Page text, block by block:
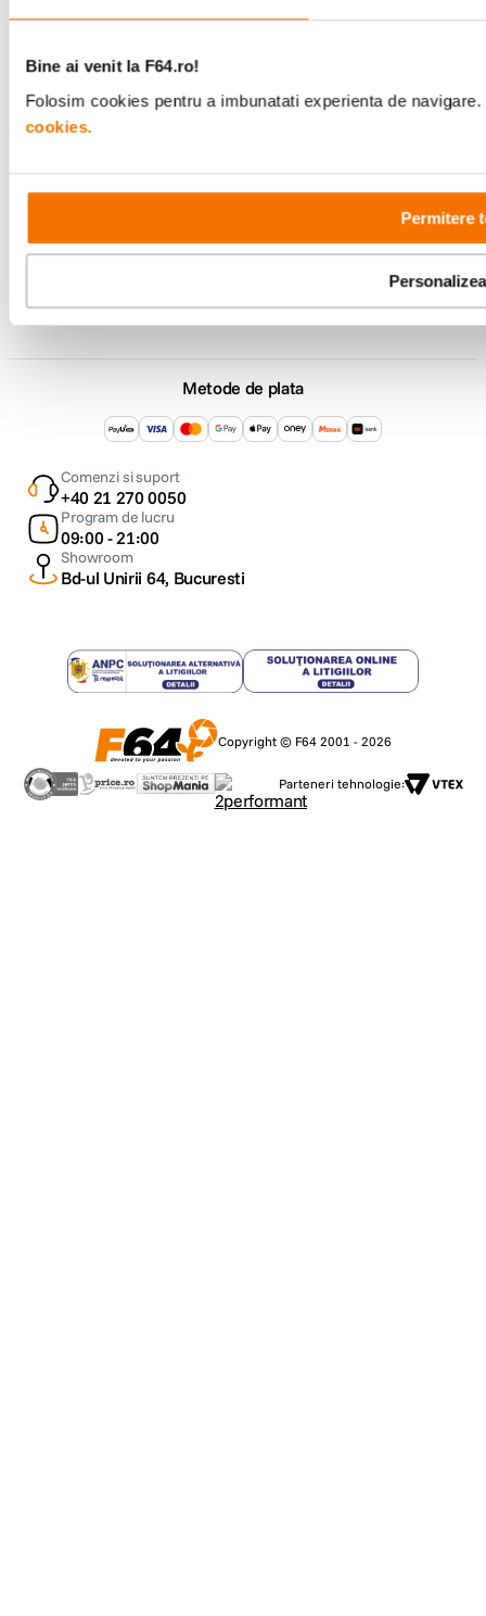
Bine ai venit la F64.ro!
Folosim cookies pentru a imbunatati experienta de
cookies.
Permitere
Suport
Service si garantii
F64 Studio
Metode de plata
Comenzi si suport
+40 21 270 0050
Program de lucru
09:00 - 21:00
Showroom
Bd-ul Unirii 64, Bucuresti
Copyright © F64 2001 - 2026
Parteneri tehnologie: